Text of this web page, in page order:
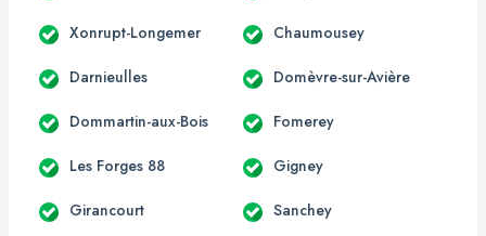
Xonrupt-Longemer Chaumousey
Darnieulles Domèvre-sur-Avière
Dommartin-aux-Bois Fomerey
Les Forges 88 Gigney
Girancourt Sanchey